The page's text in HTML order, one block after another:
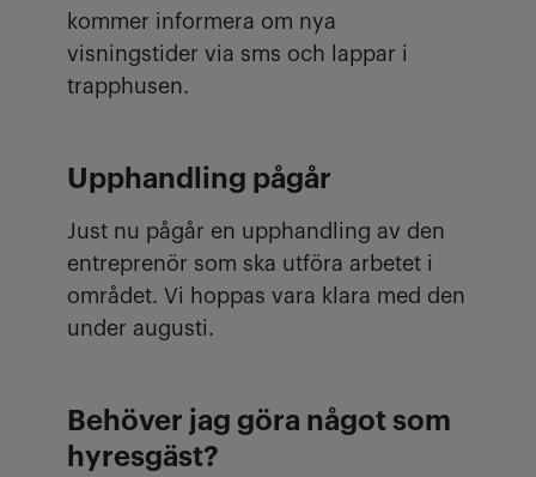
kommer informera om nya
visningstider via sms och lappar i
trapphusen.
Upphandling pågår
Just nu pågår en upphandling av den
entreprenör som ska utföra arbetet i
området. Vi hoppas vara klara med den
under augusti.
Behöver jag göra något som
hyresgäst?